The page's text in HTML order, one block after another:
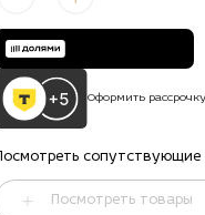
Оформить рассрочку
Посмотреть сопутствующие
Посмотреть товары